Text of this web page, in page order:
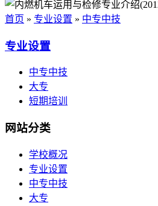
首页 » 专业设置 » 中专中技
专业设置
中专中技
大专
短期培训
网站分类
学校概况
专业设置
中专中技
大专